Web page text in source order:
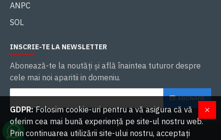
ANPC
SOL
INSCRIE-TE LA NEWSLETTER
Abonează-te la noutăţi și află înaintea tuturor despre
cele mai noi aparitii in domeniu.
ABONARE
GDPR:Folosim cookie-uri pentru a vă asigura că vă
oferim cea mai bună experiență pe site-ul nostru web.
Prin continuarea utilizării site-ului nostru, acceptați